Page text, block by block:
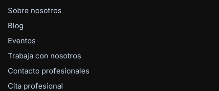
Sobre nosotros
Blog
Eventos
Trabaja con nosotros
Contacto profesionales
Cita profesional